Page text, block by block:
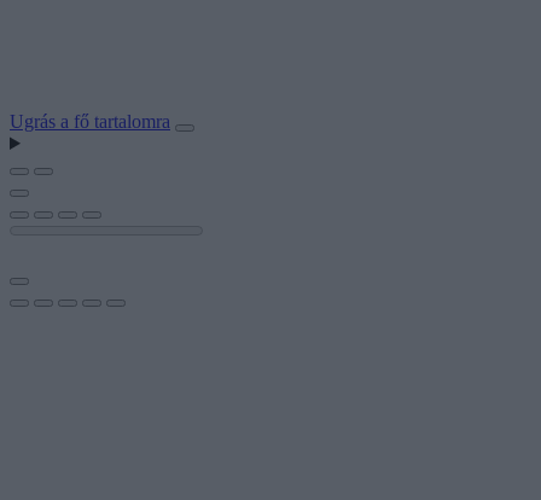
Ugrás a fő tartalomra